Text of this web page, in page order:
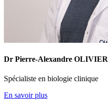
Dr Pierre-Alexandre OLIVIER
Spécialiste en biologie clinique
En savoir plus